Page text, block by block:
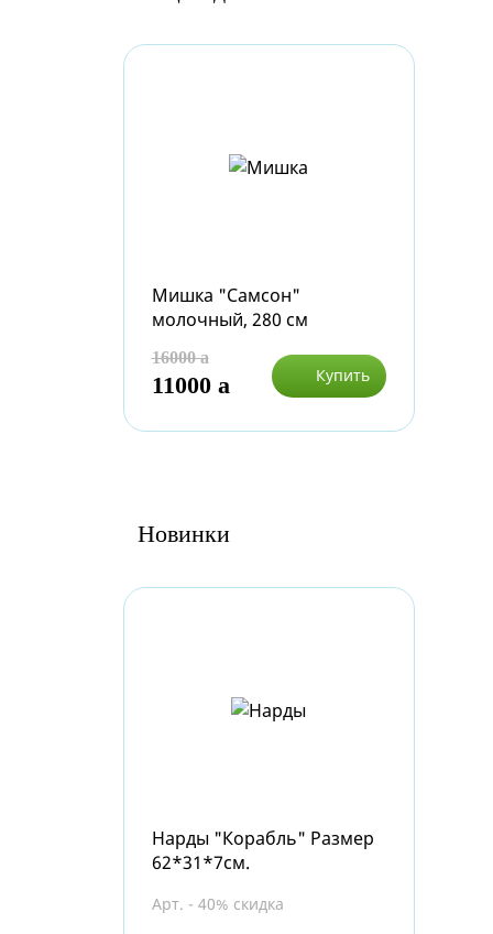
Мишка "Самсон"
молочный, 280 см
16000a
11000 a Купить
Новинки
Нарды "Корабль" Размер
62*31*7см.
Арт. - 40% скидка